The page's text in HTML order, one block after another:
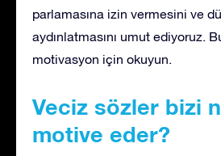
parlamasına izin vermesini ve
aydınlatmasını umut ediyoruz.
motivasyon için okuyun.
Veciz sözler bizi
motive eder?